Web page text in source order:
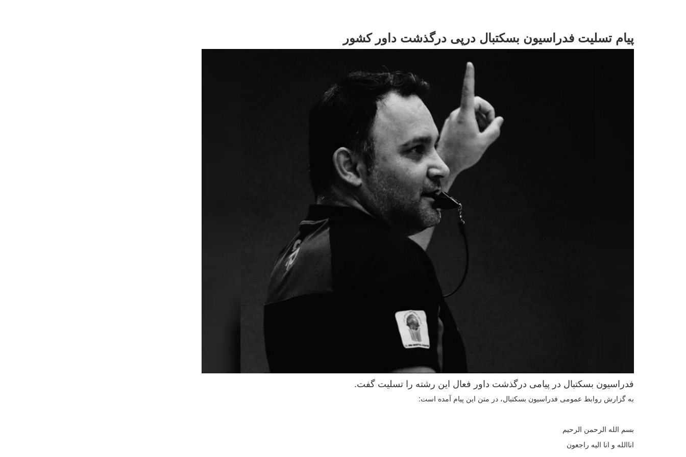
پیام تسلیت فدراسیون بسکتبال درپی درگذشت داور کشور
فدراسیون بسکتبال در پیامی درگذشت داور فعال این رشته را تسلیت گفت.
به گزارش روابط عمومی فدراسیون بسکتبال، در متن این پیام آمده است:
بسم الله الرحمن الرحیم
اناالله و انا الیه راجعون